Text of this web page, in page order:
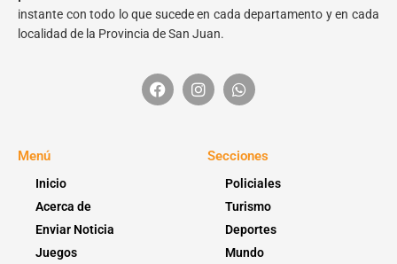
instante con todo lo que sucede en cada departamento y en cada
localidad de la Provincia de San Juan.
Menú
Inicio
Acerca de
Enviar Noticia
Juegos
Secciones
Policiales
Turismo
Deportes
Mundo